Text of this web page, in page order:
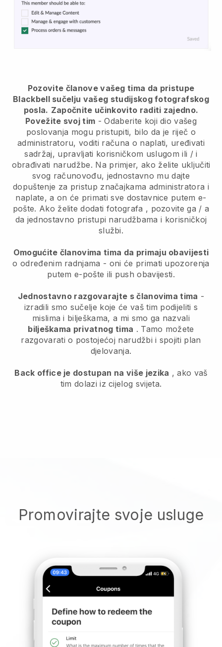
Pozovite članove vašeg tima da pristupe
Blackbell sučelju vašeg studijskog fotografskog
posla. Započnite učinkovito raditi zajedno.
Povežite svoj tim - Odaberite koji dio vašeg
poslovanja mogu pristupiti, bilo da je riječ o
administratoru, voditi računa o naplati, uređivati
sadržaj, upravljati korisničkom uslugom ili / i
obrađivati narudžbe. Na primjer, ako želite uključiti
svog računovođu, jednostavno mu dajte
dopuštenje za pristup značajkama administratora i
naplate, a on će primati sve dostavnice putem e-
pošte. Ako želite dodati fotografa , pozovite ga / a
da jednostavno pristupi narudžbama i korisničkoj
službi.
Omogućite članovima tima da primaju obavijesti
o određenim radnjama - oni će primati upozorenja
putem e-pošte ili push obavijesti.
Jednostavno razgovarajte s članovima tima -
izradili smo sučelje koje će vaš tim podijeliti s
mislima i bilješkama, a mi smo ga nazvali
bilješkama privatnog tima . Tamo možete
razgovarati o postojećoj narudžbi i spojiti plan
djelovanja.
Back office je dostupan na više jezika , ako vaš
tim dolazi iz cijelog svijeta.
Promovirajte svoje usluge